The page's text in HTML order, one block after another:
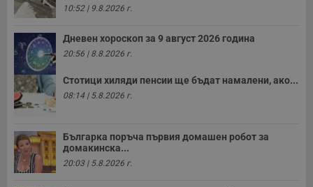
10:52 | 9.8.2026 г.
Дневен хороскоп за 9 август 2026 година
20:56 | 8.8.2026 г.
Стотици хиляди пенсии ще бъдат намалени, ако...
08:14 | 5.8.2026 г.
Българка поръча първия домашен робот за
домакинска...
20:03 | 5.8.2026 г.